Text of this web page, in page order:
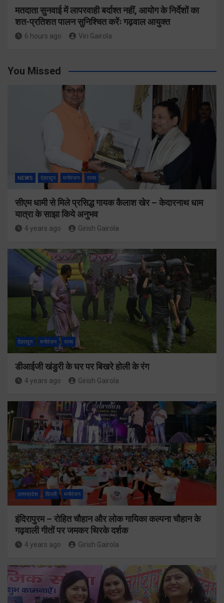
मतदाता सुनवाई में लापरवाही बर्दाश्त नहीं, आयोग के निर्देशों का
शत-प्रतिशत पालन सुनिश्चित करेंः गढ़वाल आयुक्त
6 hours ago Viri Gairola
You Missed
NEWS देहरादून मनोरंजन राज्य
सीएम धामी से मिले प्रसिद्ध गायक कैलाश खेर – केदारनाथ धाम
यात्रा के साझा किये अनुभव
4 years ago Girish Gairola
देहरादून मनोरंजन राज्य
डीआईजी खंडुरी के घर पर बिखरे होली के रंग
4 years ago Girish Gairola
उत्तरप्रदेश दिल्ली मनोरंजन
इंदिरापुरम – रोहित चौहान और लोक गायिका कल्पना चौहान के
गढ़वाली गीतों पर जमकर थिरके दर्शक
4 years ago Girish Gairola